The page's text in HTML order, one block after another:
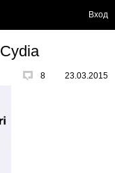
Вход
8 23.03.2015